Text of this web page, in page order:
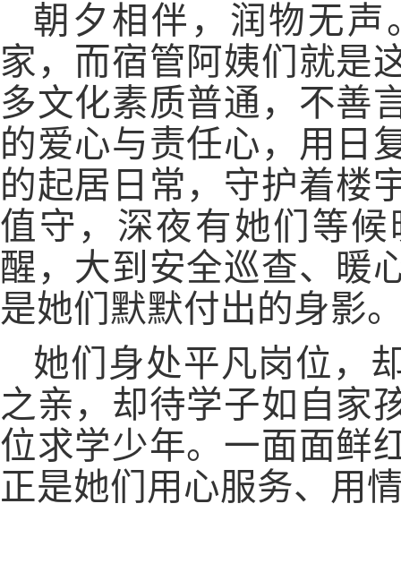
朝夕相伴，润物无
家，而宿管阿姨们就是
多文化素质普通，不善
的爱心与责任心，用日
的起居日常，守护着楼
值守，深夜有她们等
醒，大到安全巡查、暖
是她们默默付出的身影
她们身处平凡岗位，
之亲，却待学子如自家
位求学少年。一面面鲜
正是她们用心服务、用